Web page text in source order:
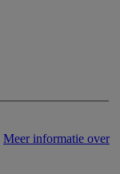
Meer informatie over